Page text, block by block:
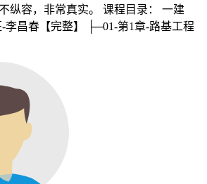
纵容，非常真实。 课程目录： 一建
-李昌春【完整】 ├─01-第1章-路基工程